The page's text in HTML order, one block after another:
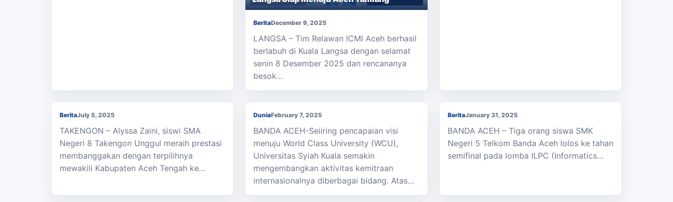
BeritaDecember 9, 2025
LANGSA – Tim Relawan ICMI Aceh berhasil
berlabuh di Kuala Langsa dengan selamat
senin 8 Desember 2025 dan rencananya
besok…
Aceh Tengah ke Paskibraka Provinsi Aceh
BeritaJuly 5, 2025
TAKENGON – Alyssa Zaini, siswi SMA
Negeri 8 Takengon Unggul meraih prestasi
membanggakan dengan terpilihnya
mewakili Kabupaten Aceh Tengah ke…
Gelar Pengabdian Internasional Bersama,
Dosen USK dan Inholand University
Belanda Suluh Peternak di Aceh Besar
DuniaFebruary 7, 2025
BANDA ACEH-Seiiring pencapaian visi
menuju World Class University (WCU),
Universitas Syiah Kuala semakin
mengembangkan aktivitas kemitraan
internasionalnya diberbagai bidang. Atas…
Lolos Semifinal Lomba ILPC
BeritaJanuary 31, 2025
BANDA ACEH – Tiga orang siswa SMK
Negeri 5 Telkom Banda Aceh lolos ke tahan
semifinal pada lomba ILPC (Informatics…
Sabang Raih Juara GTK Berprestasi
Gelar Seminar Nasional Pembangunan
Pertanian, FP USK Angkat Tema Petani
Millennial
Bahasa Internasional